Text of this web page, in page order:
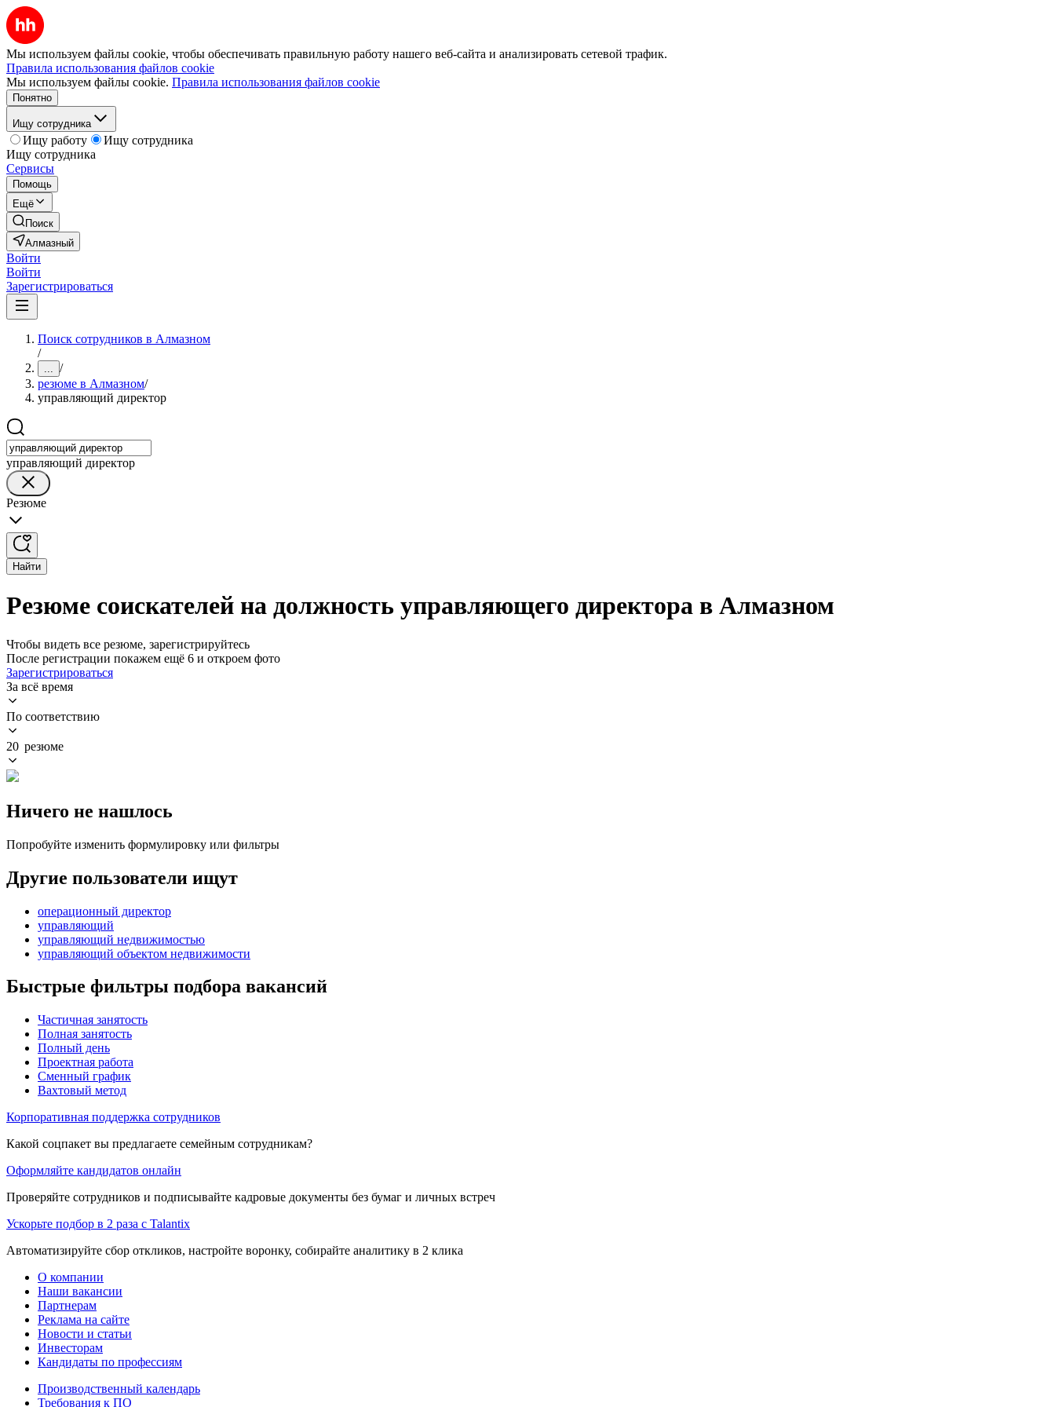
Мы используем файлы cookie, чтобы обеспечивать правильную работу нашего веб-сайта и анализировать сетевой трафик.
Правила использования файлов cookie
Мы используем файлы cookie. Правила использования файлов cookie
Понятно
Ищу сотрудника
Ищу работу
Ищу сотрудника
Ищу сотрудника
Сервисы
Помощь
Ещё
Поиск
Алмазный
Войти
Войти
Зарегистрироваться
Поиск сотрудников в Алмазном
/
... /
резюме в Алмазном/
управляющий директор
управляющий директор
Резюме
Найти
Резюме соискателей на должность управляющего директора в Алмазном
Чтобы видеть все резюме, зарегистрируйтесь
После регистрации покажем ещё 6 и откроем фото
Зарегистрироваться
За всё время
По соответствию
20 резюме
Ничего не нашлось
Попробуйте изменить формулировку или фильтры
Другие пользователи ищут
операционный директор
управляющий
управляющий недвижимостью
управляющий объектом недвижимости
Быстрые фильтры подбора вакансий
Частичная занятость
Полная занятость
Полный день
Проектная работа
Сменный график
Вахтовый метод
Корпоративная поддержка сотрудников
Какой соцпакет вы предлагаете семейным сотрудникам?
Оформляйте кандидатов онлайн
Проверяйте сотрудников и подписывайте кадровые документы без бумаг и личных встреч
Ускорьте подбор в 2 раза с Talantix
Автоматизируйте сбор откликов, настройте воронку, собирайте аналитику в 2 клика
О компании
Наши вакансии
Партнерам
Реклама на сайте
Новости и статьи
Инвесторам
Кандидаты по профессиям
Производственный календарь
Требования к ПО